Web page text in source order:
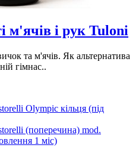
м'ячів і рук Tuloni
та м'ячів. Як альтернатива
гімнас..